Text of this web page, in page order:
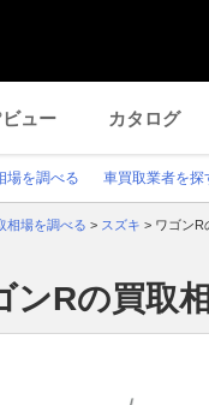
ビュー カタログ
場を調べる 車買取業者を探
相場を調べる > スズキ > ワゴンR
ンRの買取